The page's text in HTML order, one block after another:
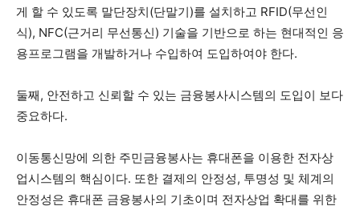
게 할 수 있도록 말단장치(단말기)를 설치하고 RFID(무선인
식), NFC(근거리 무선통신) 기술을 기반으로 하는 현대적인 응
용프로그램을 개발하거나 수입하여 도입하여야 한다.
둘째, 안전하고 신뢰할 수 있는 금융봉사시스템의 도입이 보다
중요하다.
이동통신망에 의한 주민금융봉사는 휴대폰을 이용한 전자상
업시스템의 핵심이다. 또한 결제의 안정성, 투명성 및 체계의
안정성은 휴대폰 금융봉사의 기초이며 전자상업 확대를 위한